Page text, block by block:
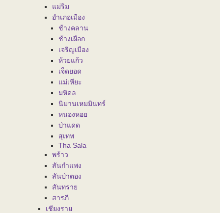
แม่ริม
อำเภอเมือง
ช้างคลาน
ช้างเผือก
เจริญเมือง
ห้วยแก้ว
เจ็ดยอด
แม่เหียะ
มหิดล
นิมานเหมมินทร์
หนองหอย
ป่าแดด
สุเทพ
Tha Sala
พร้าว
สันกำแพง
สันป่าตอง
สันทราย
สารภี
เชียงราย